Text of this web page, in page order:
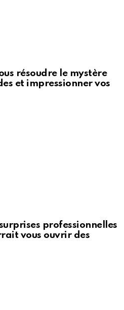
résoudre le mystère
et impressionner vos
professionnelles
vous ouvrir des